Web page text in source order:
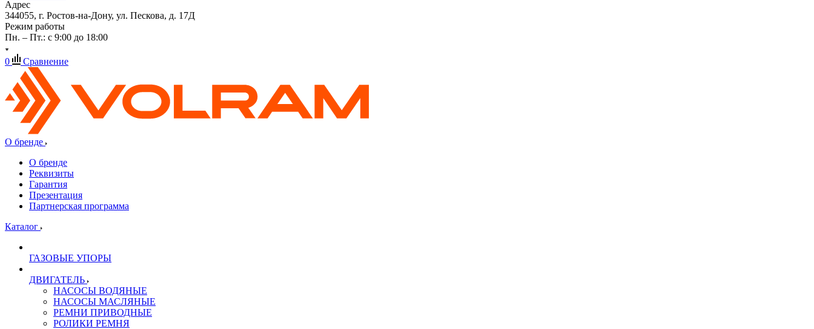
Адрес
344055, г. Ростов-на-Дону, ул. Пескова, д. 17Д
Режим работы
Пн. – Пт.: с 9:00 до 18:00
0 Сравнение
О бренде
О бренде
Реквизиты
Гарантия
Презентация
Партнерская программа
Каталог
ГАЗОВЫЕ УПОРЫ
ДВИГАТЕЛЬ
НАСОСЫ ВОДЯНЫЕ
НАСОСЫ МАСЛЯНЫЕ
РЕМНИ ПРИВОДНЫЕ
РОЛИКИ РЕМНЯ